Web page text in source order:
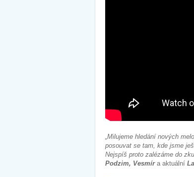
„Milujeme hledání nových
posouvat se tam, kde jsme
Nejspíš proto zalézáme do
Podzim, Vesmíra aktuální